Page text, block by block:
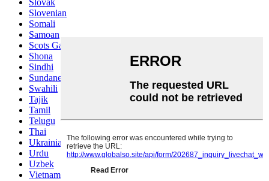
Slovak
Slovenian
Somali
Samoan
Scots Gaelic
Shona
Sindhi
Sundanese
Swahili
Tajik
Tamil
Telugu
Thai
Ukrainian
Urdu
Uzbek
Vietnamese